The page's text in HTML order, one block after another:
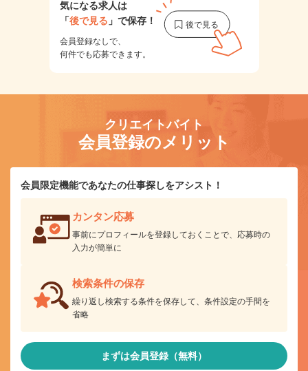
気になる求人は
「後で見る 」で保存！
会員登録なしで、
何件でも応募できます。
クリエイトバイト
会員登録のメリット
会員限定機能であなたの仕事探しをアシスト！
カンタン応募
事前にプロフィールを登録しておくことで、応募時の
入力が簡単に
検索条件の保存
繰り返し検索する条件を保存して、条件設定の手間を
省略
まずは会員登録（無料）